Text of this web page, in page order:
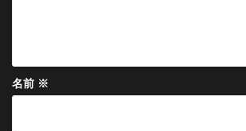
名前 ※